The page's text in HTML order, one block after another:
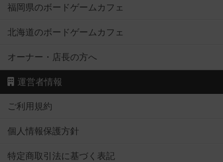
福岡県のボードゲームカフェ
北海道のボードゲームカフェ
オーナー・店長の方へ
運営者情報
ご利用規約
個人情報保護方針
特定商取引法に基づく表記